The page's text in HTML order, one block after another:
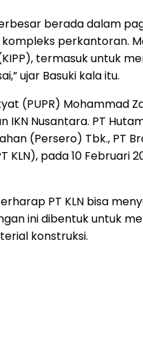
berada dalam
perkantoran.
termasuk untuk
ujar Basuki kala itu.
(PUPR) Mohammad
Nusantara. PT
(Persero) Tbk., PT
pada 10
PT KLN bisa
ini dibentuk untuk
konstruksi.